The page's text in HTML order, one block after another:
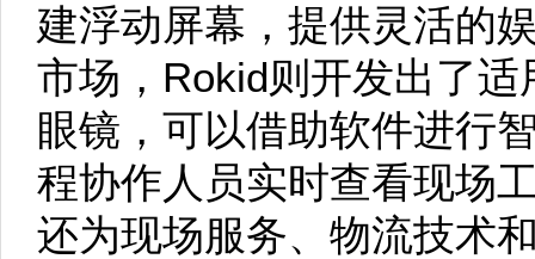
建浮动屏幕，提供灵活的
市场，Rokid则开发出了
眼镜，可以借助软件进行
程协作人员实时查看现场
还为现场服务、物流技术